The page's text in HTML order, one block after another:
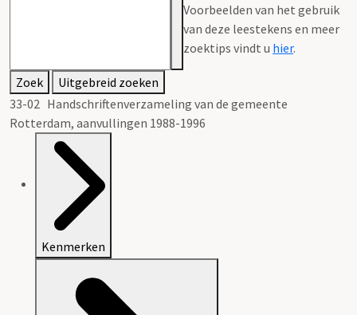
Voorbeelden van het gebruik
van deze leestekens en meer
zoektips vindt u hier.
Zoek
Uitgebreid zoeken
33-02 Handschriftenverzameling van de gemeente
Rotterdam, aanvullingen 1988-1996
Kenmerken